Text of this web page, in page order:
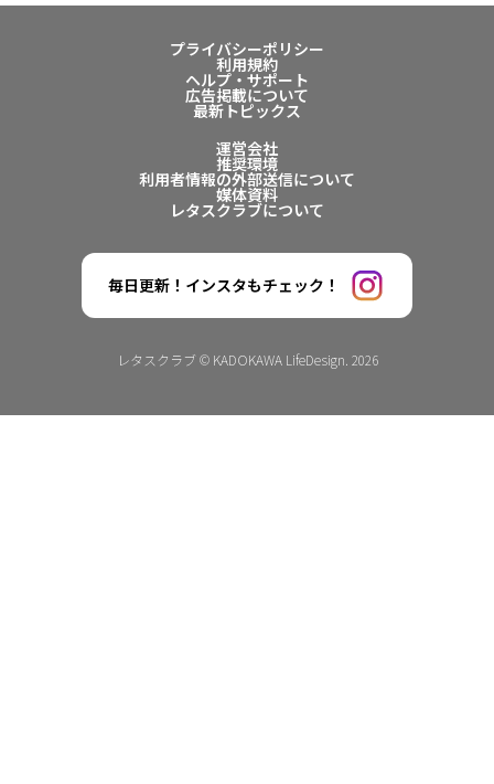
プライバシーポリシー
利用規約
ヘルプ・サポート
広告掲載について
最新トピックス
運営会社
推奨環境
利用者情報の外部送信について
媒体資料
レタスクラブについて
毎日更新！インスタもチェック！
レタスクラブ © KADOKAWA LifeDesign. 2026